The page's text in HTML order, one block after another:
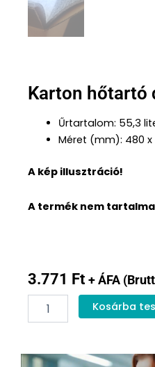
Karton hőtartó
Űrtartalom: 55,3
Méret (mm): 480 x
A kép illusztráció!
A termék nem
3.771 Ft + ÁFA
Karton
hőtartó
mennyiség
Kosárba